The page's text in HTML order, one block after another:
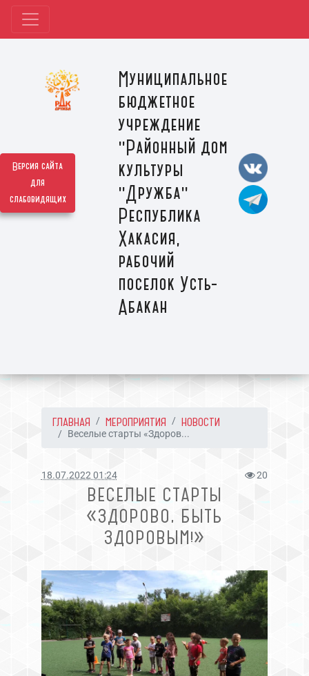
Версия сайта
для
слабовидящих
Муниципальное
бюджетное
учреждение
"Районный дом
культуры
"Дружба"
Республика
Хакасия,
рабочий
поселок Усть-
Абакан
ГЛАВНАЯ МЕРОПРИЯТИЯ НОВОСТИ
Веселые старты «Здоров...
18.07.2022 01:24 20
ВЕСЕЛЫЕ СТАРТЫ
«ЗДОРОВО, БЫТЬ
ЗДОРОВЫМ!»